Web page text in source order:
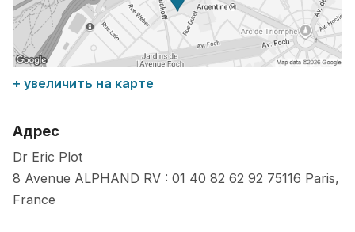
+ увеличить на карте
Адрес
Dr Eric Plot
8 Avenue ALPHAND RV : 01 40 82 62 92 75116 Paris,
France